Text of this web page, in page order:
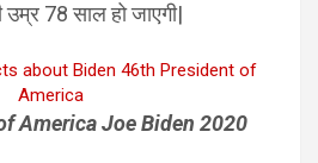
78 साल हो जाएगी|
America Joe Biden 2020